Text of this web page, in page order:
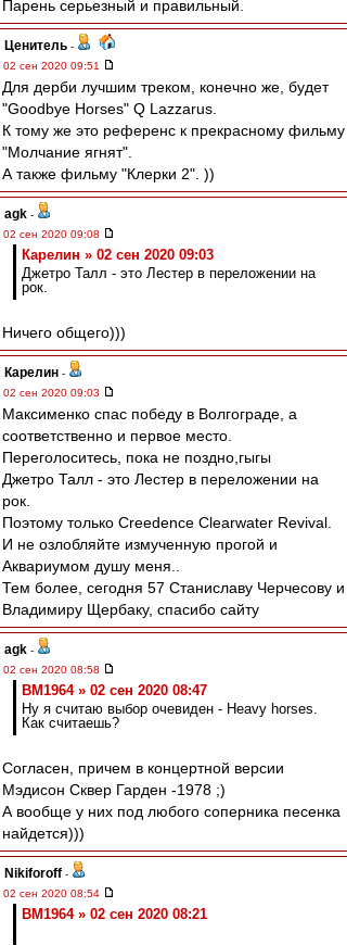
Парень серьезный и правильный.
Ценитель -
02 сен 2020 09:51
Для дерби лучшим треком, конечно же, будет
"Goodbye Horses" Q Lazzarus.
К тому же это референс к прекрасному фильму
"Молчание ягнят".
А также фильму "Клерки 2". ))
agk -
02 сен 2020 09:08
Карелин » 02 сен 2020 09:03
Джетро Талл - это Лестер в переложении на
рок.
Ничего общего)))
Карелин -
02 сен 2020 09:03
Максименко спас победу в Волгограде, а
соответственно и первое место.
Переголоситесь, пока не поздно,гыгы
Джетро Талл - это Лестер в переложении на
рок.
Поэтому только Creedence Clearwater Revival.
И не озлобляйте измученную прогой и
Аквариумом душу меня..
Тем более, сегодня 57 Станиславу Черчесову и
Владимиру Щербаку, спасибо сайту
agk -
02 сен 2020 08:58
BM1964 » 02 сен 2020 08:47
Ну я считаю выбор очевиден - Heavy horses.
Как считаешь?
Согласен, причем в концертной версии
Мэдисон Сквер Гарден -1978 ;)
А вообще у них под любого соперника песенка
найдется)))
Nikiforoff -
02 сен 2020 08:54
BM1964 » 02 сен 2020 08:21